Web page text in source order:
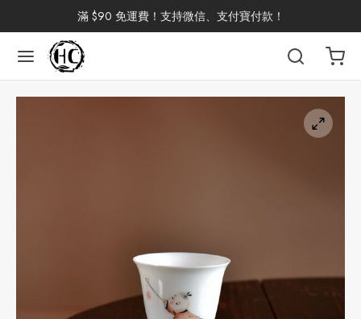
滿 $90 免運費！支持微信、支付寶付款！
返回
返回
返回
返回
返回
返回
返回
返回
返回